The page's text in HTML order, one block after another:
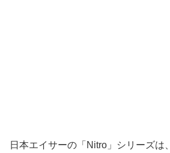
日本エイサーの「Nitro」シリーズは、